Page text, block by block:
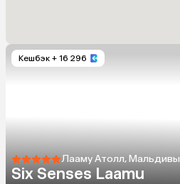
Кешбэк + 16 296
Лааму Атолл, Мальдивы
Six Senses Laamu